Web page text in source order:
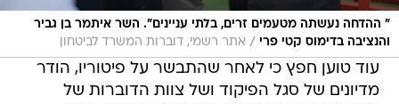
" ההדחה נעשתה מטעמים זרים, בלתי עניינים". השר איתמר בן גביר
והנציבה בדימוס קטי פרי / אתר רשמי, דוברות המשרד לביטחון
עוד טוען חפץ כי לאחר שהתבשר על פיטוריו, הודר
מדיונים של סגל הפיקוד ושל צוות הדוברות של